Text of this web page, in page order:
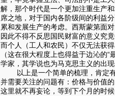
解，那个时代是一个更加注重生产
席之地，对于国内各阶级间的利益
累和发展生产的考虑。西斯蒙第面
因此不得不反思国民财富的意义究
而个人（工人和农民）不仅无法获
（这在很大程度上也得益于边沁的
学家，其学说也为马克思主义的出
以上是一个简单的梳理，肯定有
并需要关注的问题有：价格与价值
这里就不再妄论，等到下个月的时